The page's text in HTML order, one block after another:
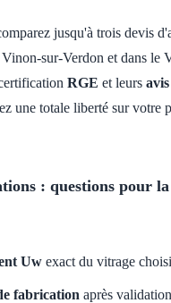
jusqu'à trois devis
sur-Verdon et dans le
RGE et leurs
une totale liberté sur votre
: questions pour
Uw exact du vitrage
fabrication après